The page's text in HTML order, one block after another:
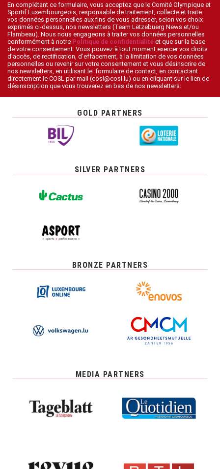
En complétant ce formulaire, vous acceptez que le Comité Olympique et
Sportif Luxembourgeois, responsable de traitement, collecte et traite
vos données personnelles aux fins de vous adresser, selon vos choix
exprimés ci-dessus, nos newsletters (Team Lëtzebuerg News et/ou
Flambeau). Nous nous engageons à traiter vos données personnelles
conformément à notre Politique de confidentialité et que sur la base
de votre consentement. Vous pouvez à tout moment exercer vos droits
d’accès, de rectification, d’effacement, à la limitation de vos données
personnelles ou revenir sur votre consentement et vous désinscrire de
nos newsletters, en utilisant le formulaire de contact, en contactant
directement le COSL par mail (cosl@cosl.lu) ou en cliquant sur le lien de
désinscription que vous trouverez en bas de nos newsletters.
GOLD PARTNERS
SILVER PARTNERS
BRONZE PARTNERS
MEDIA PARTNERS